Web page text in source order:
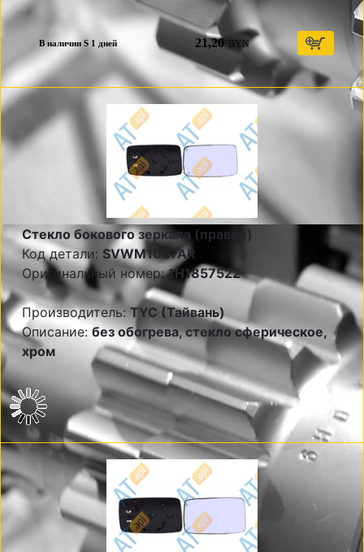
В наличии S 1 дней 21,20 BYN
Стекло бокового зеркала (правое)
Код детали: SVWM1007AR
Оригинальный номер:1H1857522
Производитель: TYC (Тайвань)
Описание: без обогрева, стекло сферическое,
хром